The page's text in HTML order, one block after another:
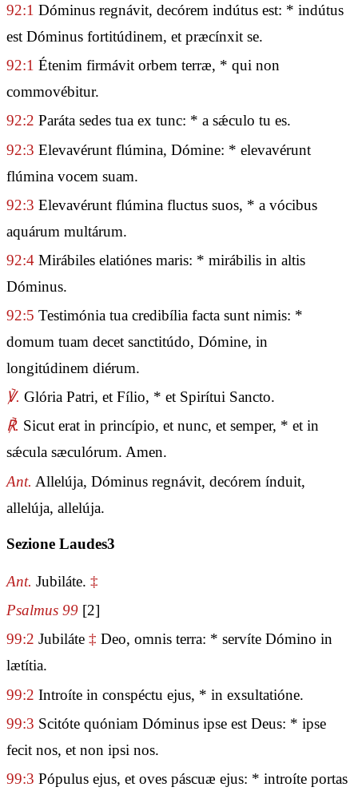
92:1 Dóminus regnávit, decórem indútus est: * indútus
est Dóminus fortitúdinem, et præcínxit se.
92:1 Étenim firmávit orbem terræ, * qui non
commovébitur.
92:2 Paráta sedes tua ex tunc: * a sǽculo tu es.
92:3 Elevavérunt flúmina, Dómine: * elevavérunt
flúmina vocem suam.
92:3 Elevavérunt flúmina fluctus suos, * a vócibus
aquárum multárum.
92:4 Mirábiles elatiónes maris: * mirábilis in altis
Dóminus.
92:5 Testimónia tua credibília facta sunt nimis: *
domum tuam decet sanctitúdo, Dómine, in
longitúdinem diérum.
℣. Glória Patri, et Fílio, * et Spirítui Sancto.
℟. Sicut erat in princípio, et nunc, et semper, * et in
sǽcula sæculórum. Amen.
Ant. Allelúja, Dóminus regnávit, decórem índuit,
allelúja, allelúja.
Sezione Laudes3
Ant. Jubiláte. ‡
Psalmus 99 [2]
99:2 Jubiláte ‡ Deo, omnis terra: * servíte Dómino in
lætítia.
99:2 Introíte in conspéctu ejus, * in exsultatióne.
99:3 Scitóte quóniam Dóminus ipse est Deus: * ipse
fecit nos, et non ipsi nos.
99:3 Pópulus ejus, et oves páscuæ ejus: * introíte portas